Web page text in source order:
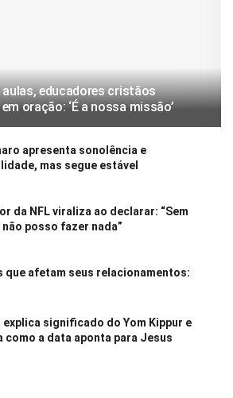
educadores cristãos
oração: ‘É a nossa missão’
apresenta sonolência e
mas segue estável
da NFL viraliza ao declarar: “Sem
posso fazer nada”
que afetam seus relacionamentos:
explica significado do Yom Kippur e
como a data aponta para Jesus